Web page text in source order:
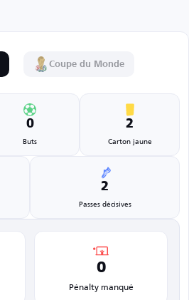
Coupe du Monde
0
Buts
2
Carton jaune
2
Passes décisives
0
Pénalty manqué